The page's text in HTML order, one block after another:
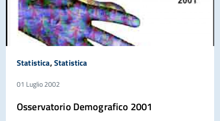
Statistica,Statistica
01 Luglio 2002
Osservatorio Demografico 2001